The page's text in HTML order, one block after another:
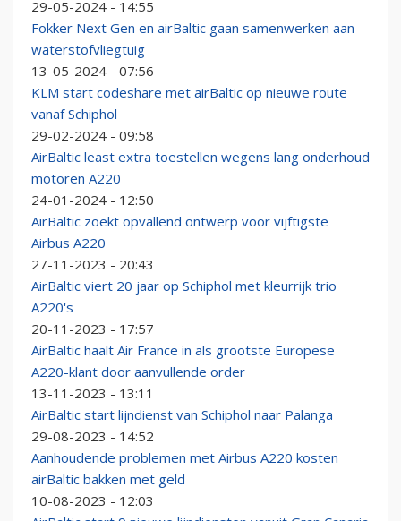
29-05-2024 - 14:55
Fokker Next Gen en airBaltic gaan samenwerken aan
waterstofvliegtuig
13-05-2024 - 07:56
KLM start codeshare met airBaltic op nieuwe route
vanaf Schiphol
29-02-2024 - 09:58
AirBaltic least extra toestellen wegens lang onderhoud
motoren A220
24-01-2024 - 12:50
AirBaltic zoekt opvallend ontwerp voor vijftigste
Airbus A220
27-11-2023 - 20:43
AirBaltic viert 20 jaar op Schiphol met kleurrijk trio
A220's
20-11-2023 - 17:57
AirBaltic haalt Air France in als grootste Europese
A220-klant door aanvullende order
13-11-2023 - 13:11
AirBaltic start lijndienst van Schiphol naar Palanga
29-08-2023 - 14:52
Aanhoudende problemen met Airbus A220 kosten
airBaltic bakken met geld
10-08-2023 - 12:03